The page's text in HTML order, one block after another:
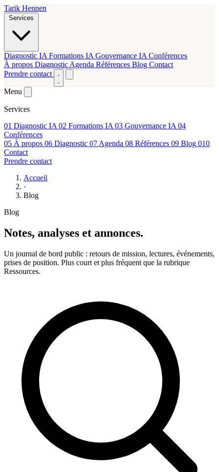
Tarik Hennen
Diagnostic IA Formations IA Gouvernance IA Conférences
À propos Diagnostic Agenda Références Blog Contact
Prendre contact
Menu
Services
01 Diagnostic IA 02 Formations IA 03 Gouvernance IA 04
Conférences
05 À propos 06 Diagnostic 07 Agenda 08 Références 09 Blog 010
Contact
Prendre contact
Accueil
·
Blog
Blog
Notes, analyses et annonces.
Un journal de bord public : retours de mission, lectures, événements,
prises de position. Plus court et plus fréquent que la rubrique
Ressources.